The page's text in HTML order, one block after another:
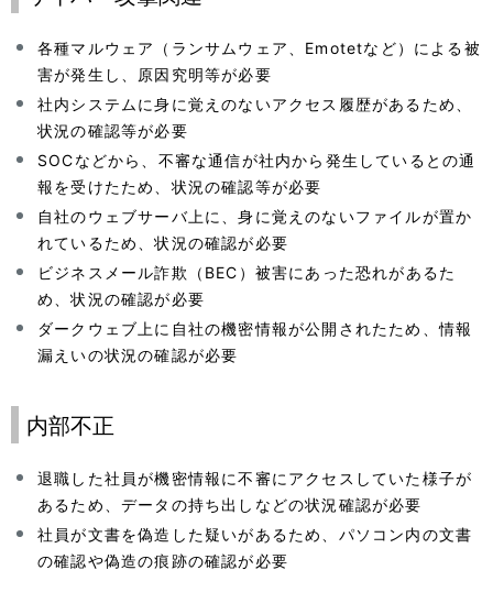
各種マルウェア（ランサムウェア、Emotetなど）による被
害が発生し、原因究明等が必要
社内システムに身に覚えのないアクセス履歴があるため、
状況の確認等が必要
SOCなどから、不審な通信が社内から発生しているとの通
報を受けたため、状況の確認等が必要
自社のウェブサーバ上に、身に覚えのないファイルが置か
れているため、状況の確認が必要
ビジネスメール詐欺（BEC）被害にあった恐れがあるた
め、状況の確認が必要
ダークウェブ上に自社の機密情報が公開されたため、情報
漏えいの状況の確認が必要
内部不正
退職した社員が機密情報に不審にアクセスしていた様子が
あるため、データの持ち出しなどの状況確認が必要
社員が文書を偽造した疑いがあるため、パソコン内の文書
の確認や偽造の痕跡の確認が必要